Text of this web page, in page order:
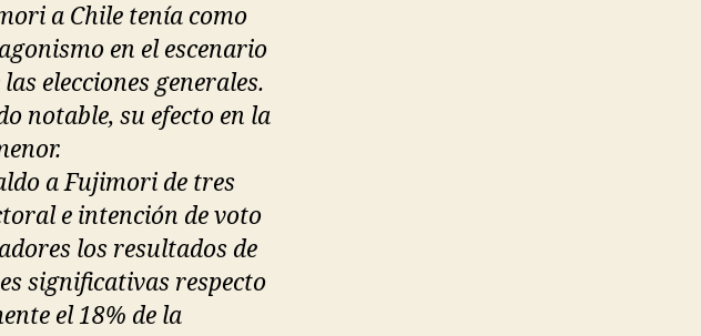
a Chile tenía como
en el escenario
elecciones generales.
notable, su efecto en la
a Fujimori de tres
e intención de voto
los resultados de
significativas respecto
el 18% de la